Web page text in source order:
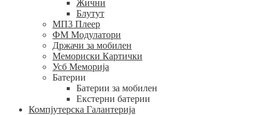
Жични
Блутут
МП3 Плеер
ФМ Модулатори
Држачи за мобилен
Мемориски Картички
Усб Меморија
Батерии
Батерии за мобилен
Екстерни батерии
Компјутерска Галантерија